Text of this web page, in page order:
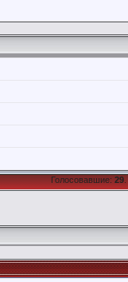
Голосовавшие: 29